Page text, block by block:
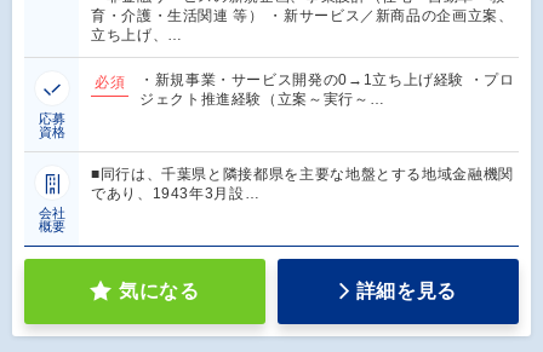
育・介護・生活関連 等） ・新サービス／新商品の企画立案、
立ち上げ、…
応募
資格
必須
・新規事業・サービス開発の0→1立ち上げ経験 ・プロ
ジェクト推進経験（立案～実行～…
会社
概要
■同行は、千葉県と隣接都県を主要な地盤とする地域金融機関
であり、1943年3月設…
気になる 詳細を見る